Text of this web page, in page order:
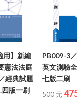
用】新編
憲法法庭
經典試題
四版一刷
PB009-3
英文測驗
七版二刷
500 元